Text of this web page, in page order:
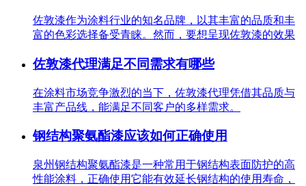
佐敦漆作为涂料行业的知名品牌，以其丰富的品质和丰
富的色彩选择备受青睐。然而，要想呈现佐敦漆的效果
佐敦漆代理满足不同需求有哪些
在涂料市场竞争激烈的当下，佐敦漆代理凭借其品质与
丰富产品线，能满足不同客户的多样需求。
钢结构聚氨酯漆应该如何正确使用
泉州钢结构聚氨酯漆是一种常用于钢结构表面防护的高
性能涂料，正确使用它能有效延长钢结构的使用寿命，